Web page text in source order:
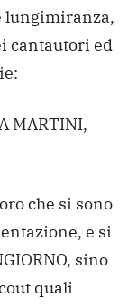
lungimiranza,
cantautori ed
MARTINI,
che si sono
e si
sino
quali